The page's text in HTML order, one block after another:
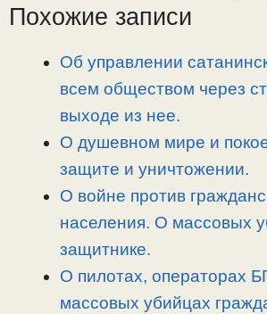
n
a
o
и
Похожие записи
Об управлении
всем обществом через
выходе из нее.
О душевном мире и
защите и уничтожении.
О войне против
населения. О массовых
защитнике.
О пилотах, операторах
массовых убийцах